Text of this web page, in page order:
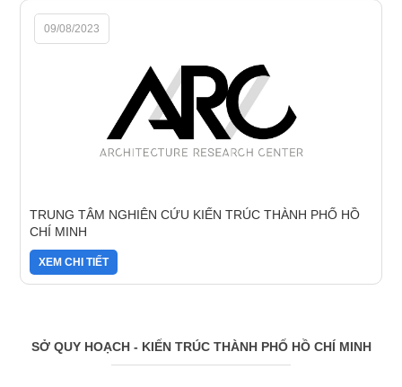
09/08/2023
TRUNG TÂM NGHIÊN CỨU KIẾN TRÚC THÀNH PHỐ HỒ
CHÍ MINH
XEM CHI TIẾT
SỞ QUY HOẠCH - KIẾN TRÚC THÀNH PHỐ HỒ CHÍ MINH